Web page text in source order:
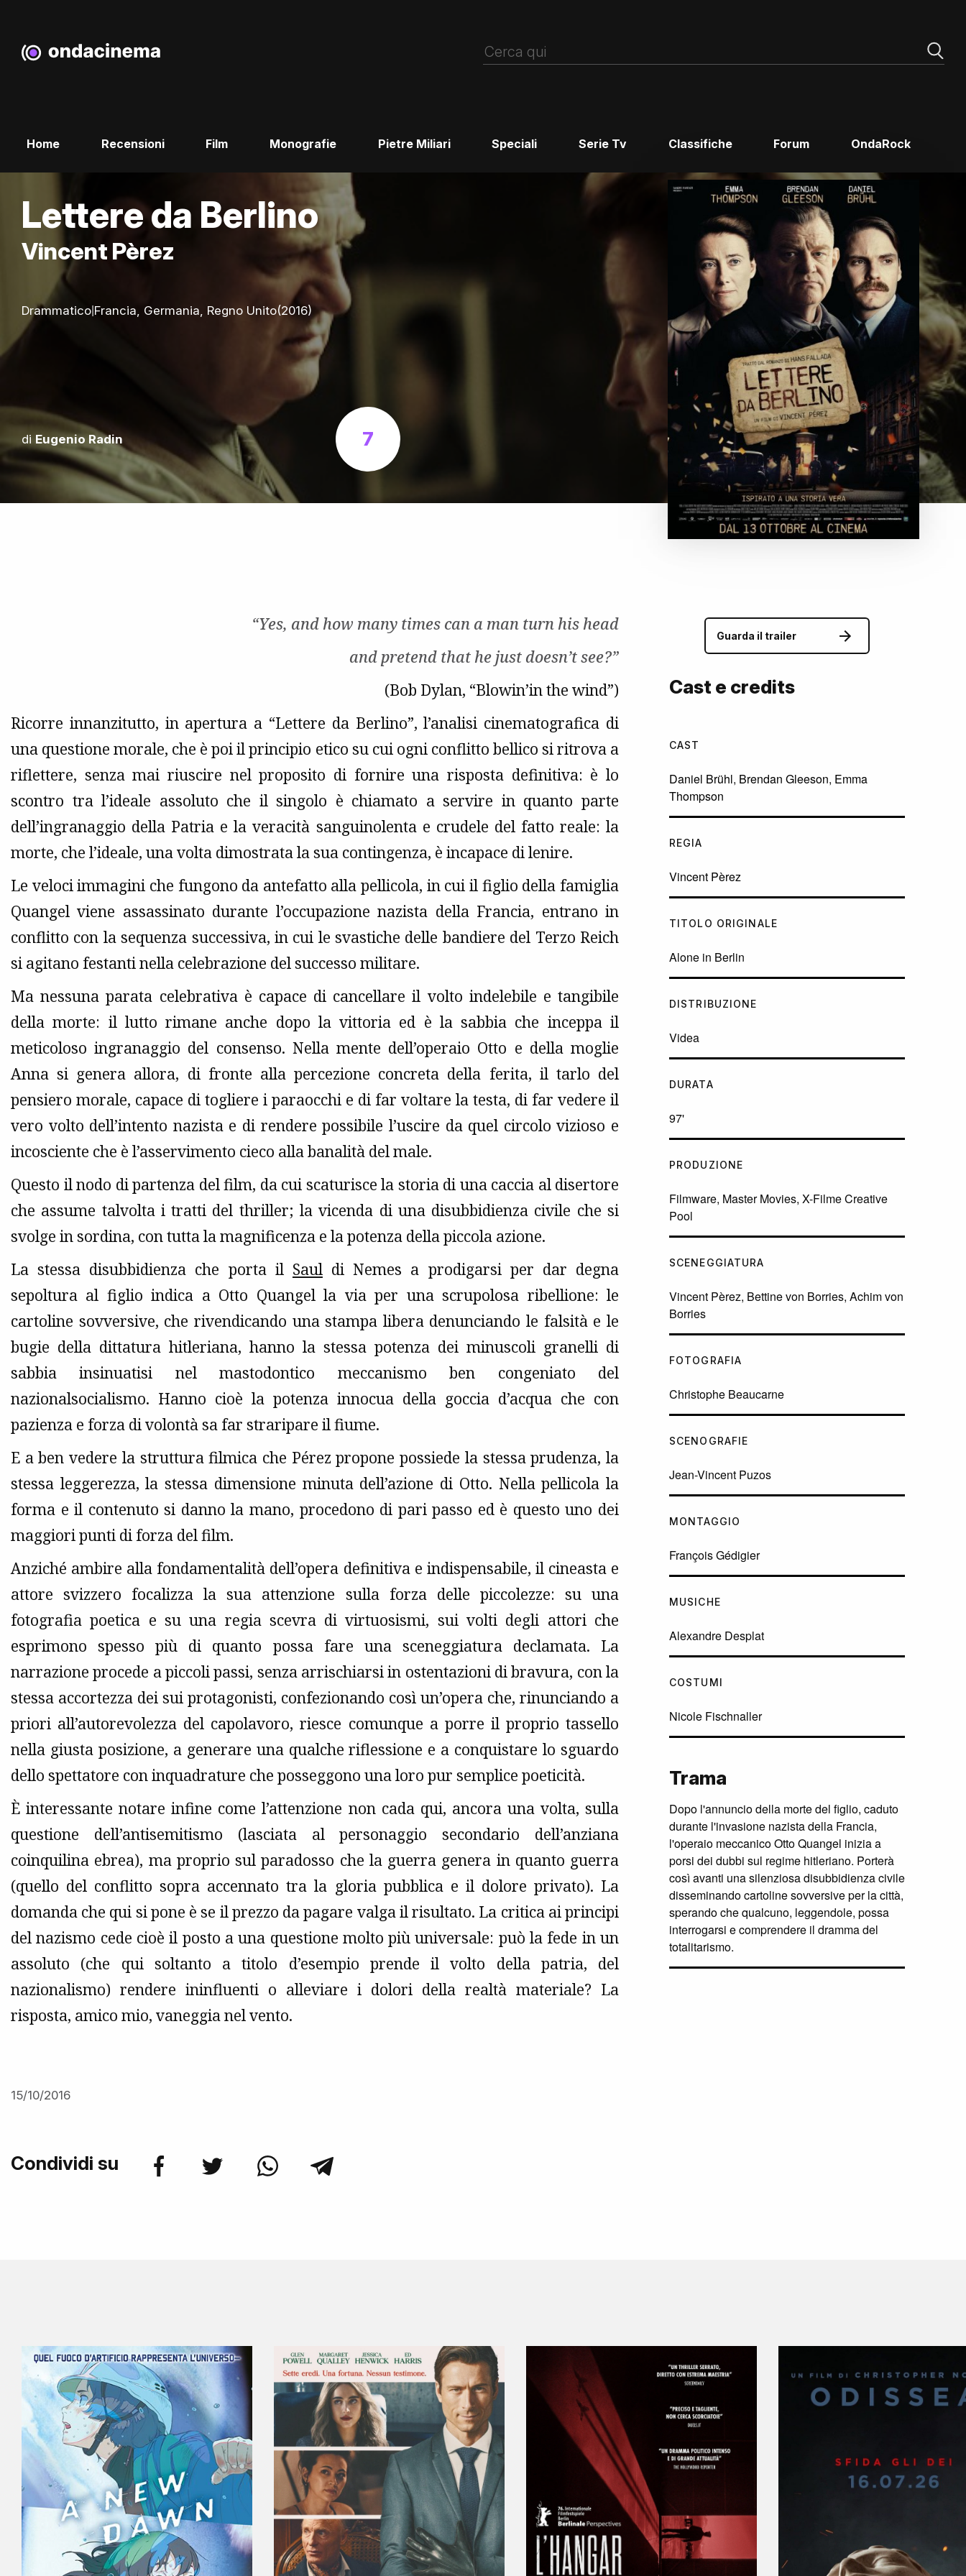
Home Recensioni Film Monografie Pietre Miliari Speciali Serie Tv Classifiche Forum OndaRock
Lettere da Berlino
Vincent Pèrez
Drammatico|Francia, Germania, Regno Unito(2016)
di Eugenio Radin 7
“Yes, and how many times can a man turn his head
and pretend that he just doesn’t see?”
(Bob Dylan, “Blowin’in the wind”)
Ricorre innanzitutto, in apertura a “Lettere da Berlino”, l’analisi cinematografica di
una questione morale, che è poi il principio etico su cui ogni conflitto bellico si ritrova a
riflettere, senza mai riuscire nel proposito di fornire una risposta definitiva: è lo
scontro tra l’ideale assoluto che il singolo è chiamato a servire in quanto parte
dell’ingranaggio della Patria e la veracità sanguinolenta e crudele del fatto reale: la
morte, che l’ideale, una volta dimostrata la sua contingenza, è incapace di lenire.
Le veloci immagini che fungono da antefatto alla pellicola, in cui il figlio della famiglia
Quangel viene assassinato durante l’occupazione nazista della Francia, entrano in
conflitto con la sequenza successiva, in cui le svastiche delle bandiere del Terzo Reich
si agitano festanti nella celebrazione del successo militare.
Ma nessuna parata celebrativa è capace di cancellare il volto indelebile e tangibile
della morte: il lutto rimane anche dopo la vittoria ed è la sabbia che inceppa il
meticoloso ingranaggio del consenso. Nella mente dell’operaio Otto e della moglie
Anna si genera allora, di fronte alla percezione concreta della ferita, il tarlo del
pensiero morale, capace di togliere i paraocchi e di far voltare la testa, di far vedere il
vero volto dell’intento nazista e di rendere possibile l’uscire da quel circolo vizioso e
incosciente che è l’asservimento cieco alla banalità del male.
Questo il nodo di partenza del film, da cui scaturisce la storia di una caccia al disertore
che assume talvolta i tratti del thriller; la vicenda di una disubbidienza civile che si
svolge in sordina, con tutta la magnificenza e la potenza della piccola azione.
La stessa disubbidienza che porta il Sauldi Nemes a prodigarsi per dar degna
sepoltura al figlio indica a Otto Quangel la via per una scrupolosa ribellione: le
cartoline sovversive, che rivendicando una stampa libera denunciando le falsità e le
bugie della dittatura hitleriana, hanno la stessa potenza dei minuscoli granelli di
sabbia insinuatisi nel mastodontico meccanismo ben congeniato del
nazionalsocialismo. Hanno cioè la potenza innocua della goccia d’acqua che con
pazienza e forza di volontà sa far straripare il fiume.
E a ben vedere la struttura filmica che Pérez propone possiede la stessa prudenza, la
stessa leggerezza, la stessa dimensione minuta dell’azione di Otto. Nella pellicola la
forma e il contenuto si danno la mano, procedono di pari passo ed è questo uno dei
maggiori punti di forza del film.
Anziché ambire alla fondamentalità dell’opera definitiva e indispensabile, il cineasta e
attore svizzero focalizza la sua attenzione sulla forza delle piccolezze: su una
fotografia poetica e su una regia scevra di virtuosismi, sui volti degli attori che
esprimono spesso più di quanto possa fare una sceneggiatura declamata. La
narrazione procede a piccoli passi, senza arrischiarsi in ostentazioni di bravura, con la
stessa accortezza dei sui protagonisti, confezionando così un’opera che, rinunciando a
priori all’autorevolezza del capolavoro, riesce comunque a porre il proprio tassello
nella giusta posizione, a generare una qualche riflessione e a conquistare lo sguardo
dello spettatore con inquadrature che posseggono una loro pur semplice poeticità.
È interessante notare infine come l’attenzione non cada qui, ancora una volta, sulla
questione dell’antisemitismo (lasciata al personaggio secondario dell’anziana
coinquilina ebrea), ma proprio sul paradosso che la guerra genera in quanto guerra
(quello del conflitto sopra accennato tra la gloria pubblica e il dolore privato). La
domanda che qui si pone è se il prezzo da pagare valga il risultato. La critica ai principi
del nazismo cede cioè il posto a una questione molto più universale: può la fede in un
assoluto (che qui soltanto a titolo d’esempio prende il volto della patria, del
nazionalismo) rendere ininfluenti o alleviare i dolori della realtà materiale? La
risposta, amico mio, vaneggia nel vento.
15/10/2016
Condividi su
Guarda il trailer
Cast e credits
CAST
Daniel Brühl, Brendan Gleeson, Emma
Thompson
REGIA
Vincent Pèrez
TITOLO ORIGINALE
Alone in Berlin
DISTRIBUZIONE
Videa
DURATA
97'
PRODUZIONE
Filmware, Master Movies, X-Filme Creative
Pool
SCENEGGIATURA
Vincent Pèrez, Bettine von Borries, Achim von
Borries
FOTOGRAFIA
Christophe Beaucarne
SCENOGRAFIE
Jean-Vincent Puzos
MONTAGGIO
François Gédigier
MUSICHE
Alexandre Desplat
COSTUMI
Nicole Fischnaller
Trama
Dopo l'annuncio della morte del figlio, caduto
durante l'invasione nazista della Francia,
l'operaio meccanico Otto Quangel inizia a
porsi dei dubbi sul regime hitleriano. Porterà
così avanti una silenziosa disubbidienza civile
disseminando cartoline sovversive per la città,
sperando che qualcuno, leggendole, possa
interrogarsi e comprendere il dramma del
totalitarismo.